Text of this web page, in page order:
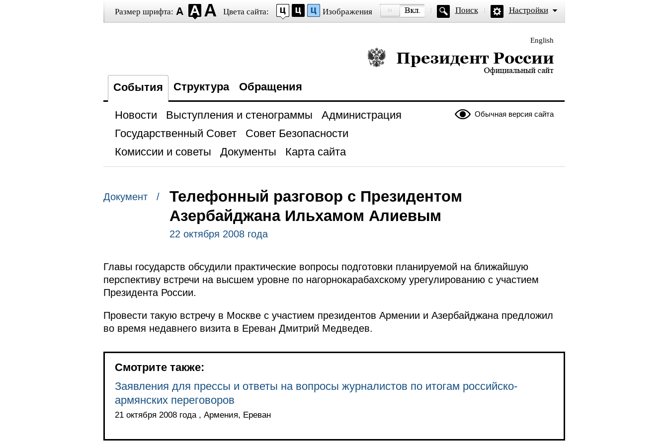
Размер шрифта: Цвета сайта: Изображения Поиск Настройки
English
Президент России — официальный сайт
События Структура Обращения
Обычная версия сайта
Новости Выступления и стенограммы
Администрация
Государственный Совет
Совет Безопасности
Комиссии и советы
Документы Карта сайта
Документ /
Телефонный разговор с Президентом
Азербайджана Ильхамом Алиевым
22 октября 2008 года
Главы государств обсудили практические вопросы подготовки планируемой на ближайшую
перспективу встречи на высшем уровне по нагорнокарабахскому урегулированию с участием
Президента России.
Провести такую встречу в Москве с участием президентов Армении и Азербайджана предложил
во время недавнего визита в Ереван Дмитрий Медведев.
Смотрите также:
Заявления для прессы и ответы на вопросы журналистов по итогам российско-
армянских переговоров
21 октября 2008 года , Армения, Ереван